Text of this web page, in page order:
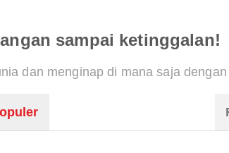
sampai ketinggalan!
dan menginap di mana saja